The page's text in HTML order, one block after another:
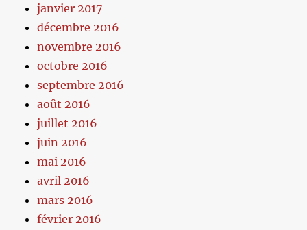
janvier 2017
décembre 2016
novembre 2016
octobre 2016
septembre 2016
août 2016
juillet 2016
juin 2016
mai 2016
avril 2016
mars 2016
février 2016